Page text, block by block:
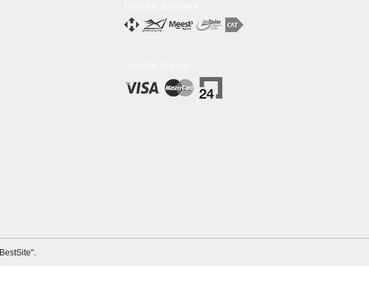
BestSite".